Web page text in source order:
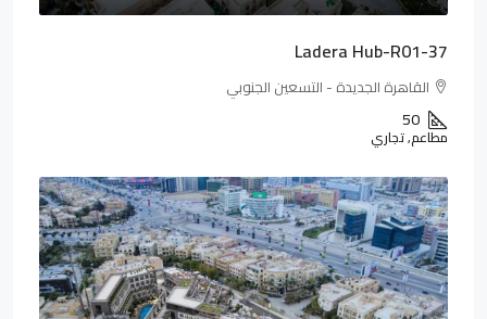
Ladera Hub-R01-37
القاهرة الجديدة - التسعين الجنوبي
50
مطاعم, تجاري